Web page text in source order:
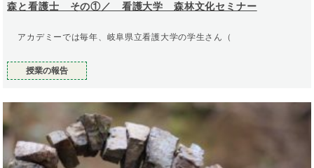
森と看護士 その①／ 看護大学 森林文化セミナー
アカデミーでは毎年、岐阜県立看護大学の学生さん（
授業の報告